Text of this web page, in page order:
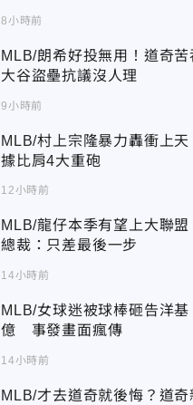
8小時前
MLB/朗希好投無用！道奇
大谷盜壘抗議沒人理
9小時前
MLB/村上宗隆暴力轟衝上
據比肩4大重砲
12小時前
MLB/龍仔本季有望上大聯
總裁：只差最後一步
14小時前
MLB/女球迷被球棒砸告洋基
億 事發畫面瘋傳
14小時前
MLB/才去道奇就後悔？道奇